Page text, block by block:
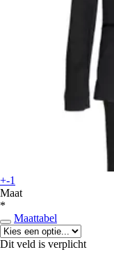
+-1
Maat
*
Maattabel
Dit veld is verplicht